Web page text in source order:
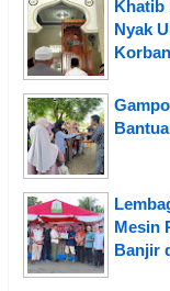
Khatib
Nyak
Mesin
Banjir